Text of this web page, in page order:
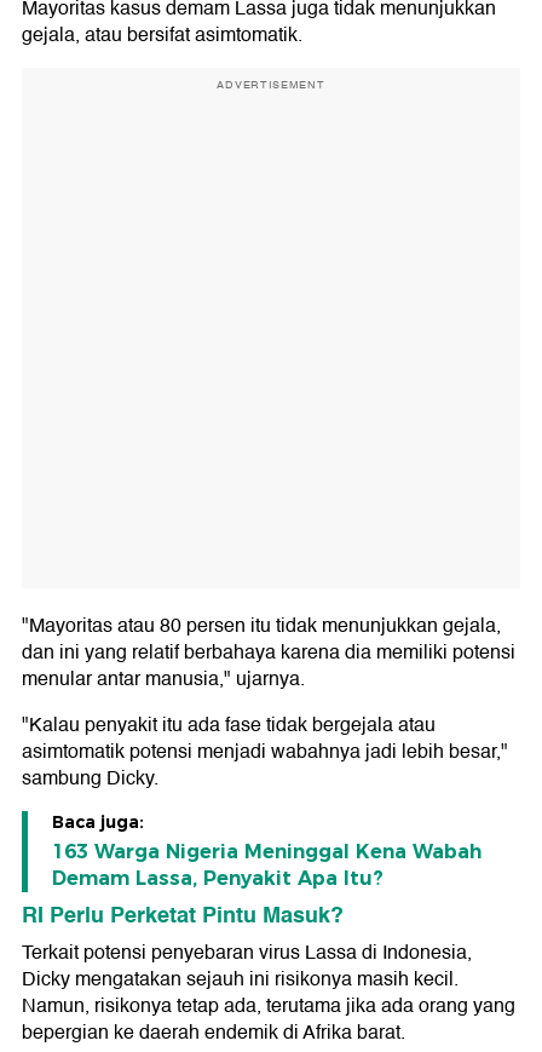
Mayoritas kasus demam Lassa juga tidak menunjukkan
gejala, atau bersifat asimtomatik.
ADVERTISEMENT
"Mayoritas atau 80 persen itu tidak menunjukkan gejala,
dan ini yang relatif berbahaya karena dia memiliki potensi
menular antar manusia," ujarnya.
"Kalau penyakit itu ada fase tidak bergejala atau
asimtomatik potensi menjadi wabahnya jadi lebih besar,"
sambung Dicky.
Baca juga:
163 Warga Nigeria Meninggal Kena Wabah
Demam Lassa, Penyakit Apa Itu?
RI Perlu Perketat Pintu Masuk?
Terkait potensi penyebaran virus Lassa di Indonesia,
Dicky mengatakan sejauh ini risikonya masih kecil.
Namun, risikonya tetap ada, terutama jika ada orang yang
bepergian ke daerah endemik di Afrika barat.